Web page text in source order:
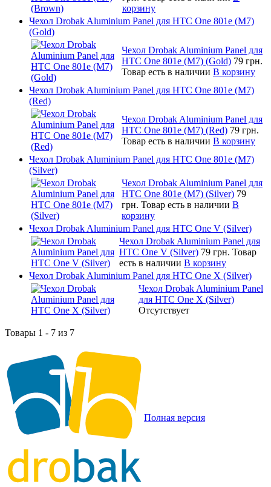
корзину
Чехол Drobak Aluminium Panel для HTC One 801e (M7)
(Gold)
Чехол Drobak Aluminium Panel для
HTC One 801e (M7) (Gold) 79 грн.
Товар есть в наличии В корзину
Чехол Drobak Aluminium Panel для HTC One 801e (M7)
(Red)
Чехол Drobak Aluminium Panel для
HTC One 801e (M7) (Red) 79 грн.
Товар есть в наличии В корзину
Чехол Drobak Aluminium Panel для HTC One 801e (M7)
(Silver)
Чехол Drobak Aluminium Panel для
HTC One 801e (M7) (Silver) 79
грн. Товар есть в наличии В
корзину
Чехол Drobak Aluminium Panel для HTC One V (Silver)
Чехол Drobak Aluminium Panel для
HTC One V (Silver) 79 грн. Товар
есть в наличии В корзину
Чехол Drobak Aluminium Panel для HTC One X (Silver)
Чехол Drobak Aluminium Panel
для HTC One X (Silver)
Отсутствует
Товары 1 - 7 из 7
Полная версия